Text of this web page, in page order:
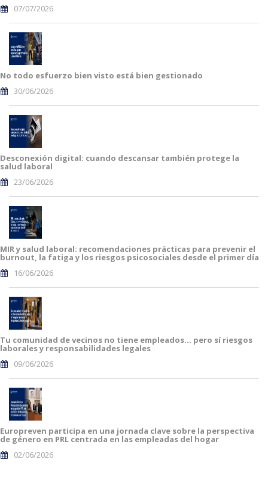
07/07/2026
No todo esfuerzo bien visto está bien gestionado
30/06/2026
Desconexión digital: cuando descansar también protege la
salud laboral
23/06/2026
MIR y salud laboral: recomendaciones prácticas para prevenir el
burnout, la fatiga y los riesgos psicosociales desde el primer día
16/06/2026
Tu comunidad de vecinos no tiene empleados… pero sí riesgos
laborales y responsabilidades legales
09/06/2026
Europreven participa en una jornada clave sobre la perspectiva
de género en PRL centrada en las empleadas del hogar
02/06/2026